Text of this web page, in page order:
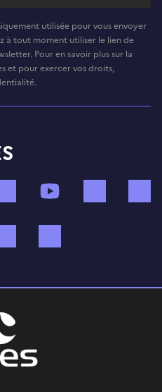
utilisée pour vous envoyer
à tout moment utiliser le lien de
Pour en savoir plus sur la
et pour exercer vos droits,
TikTok